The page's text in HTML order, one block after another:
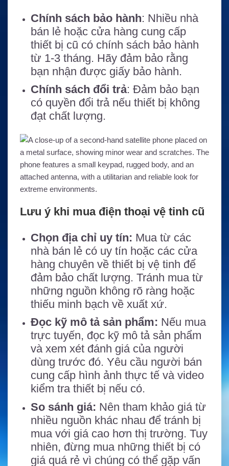
Chính sách bảo hành: Nhiều nhà
bán lẻ hoặc cửa hàng cung cấp
thiết bị cũ có chính sách bảo hành
từ 1-3 tháng. Hãy đảm bảo rằng
bạn nhận được giấy bảo hành.
Chính sách đổi trả: Đảm bảo bạn
có quyền đổi trả nếu thiết bị không
đạt chất lượng.
Lưu ý khi mua điện thoại vệ tinh cũ
Chọn địa chỉ uy tín: Mua từ các
nhà bán lẻ có uy tín hoặc các cửa
hàng chuyên về thiết bị vệ tinh để
đảm bảo chất lượng. Tránh mua từ
những nguồn không rõ ràng hoặc
thiếu minh bạch về xuất xứ.
Đọc kỹ mô tả sản phẩm: Nếu mua
trực tuyến, đọc kỹ mô tả sản phẩm
và xem xét đánh giá của người
dùng trước đó. Yêu cầu người bán
cung cấp hình ảnh thực tế và video
kiểm tra thiết bị nếu có.
So sánh giá: Nên tham khảo giá từ
nhiều nguồn khác nhau để tránh bị
mua với giá cao hơn thị trường. Tuy
nhiên, đừng mua những thiết bị có
giá quá rẻ vì chúng có thể gặp vấn